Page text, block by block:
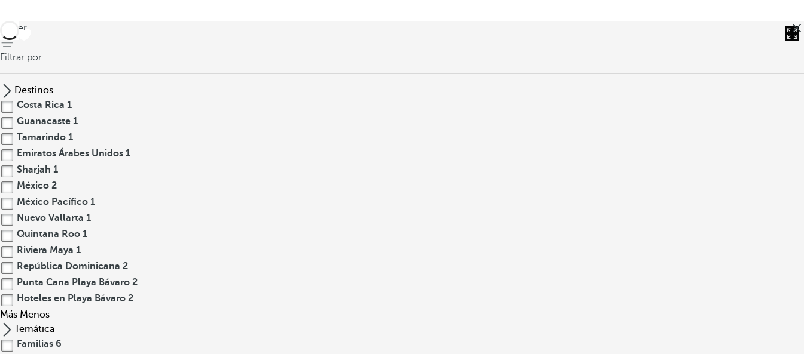
volver
Filtrar por
Destinos
Costa Rica 1
Guanacaste 1
Tamarindo 1
Emiratos Árabes Unidos 1
Sharjah 1
México 2
México Pacífico 1
Nuevo Vallarta 1
Quintana Roo 1
Riviera Maya 1
República Dominicana 2
Punta Cana Playa Bávaro 2
Hoteles en Playa Bávaro 2
Más Menos
Temática
Familias 6